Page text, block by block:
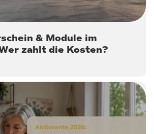
& Module im
zahlt die Kosten?